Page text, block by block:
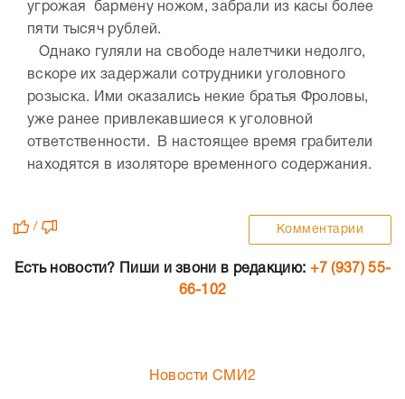
угрожая бармену ножом, забрали из касы более
пяти тысяч рублей.
Однако гуляли на свободе налетчики недолго,
вскоре их задержали сотрудники уголовного
розыска. Ими оказались некие братья Фроловы,
уже ранее привлекавшиеся к уголовной
ответственности. В настоящее время грабители
находятся в изоляторе временного содержания.
/ Комментарии
Есть новости? Пиши и звони в редакцию: +7 (937) 55-
66-102
Новости СМИ2